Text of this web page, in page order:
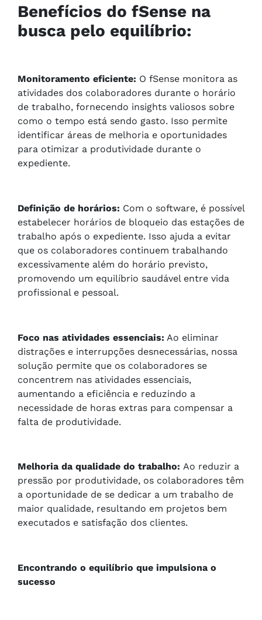
Benefícios do fSense na
busca pelo equilíbrio:
Monitoramento eficiente: O fSense monitora as
atividades dos colaboradores durante o horário
de trabalho, fornecendo insights valiosos sobre
como o tempo está sendo gasto. Isso permite
identificar áreas de melhoria e oportunidades
para otimizar a produtividade durante o
expediente.
Definição de horários: Com o software, é possível
estabelecer horários de bloqueio das estações de
trabalho após o expediente. Isso ajuda a evitar
que os colaboradores continuem trabalhando
excessivamente além do horário previsto,
promovendo um equilíbrio saudável entre vida
profissional e pessoal.
Foco nas atividades essenciais: Ao eliminar
distrações e interrupções desnecessárias, nossa
solução permite que os colaboradores se
concentrem nas atividades essenciais,
aumentando a eficiência e reduzindo a
necessidade de horas extras para compensar a
falta de produtividade.
Melhoria da qualidade do trabalho: Ao reduzir a
pressão por produtividade, os colaboradores têm
a oportunidade de se dedicar a um trabalho de
maior qualidade, resultando em projetos bem
executados e satisfação dos clientes.
Encontrando o equilíbrio que impulsiona o
sucesso